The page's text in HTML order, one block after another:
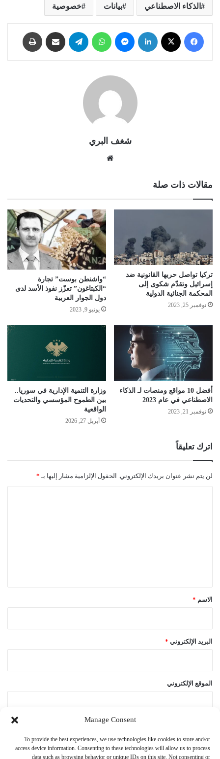
Manage Consent
To provide the best experiences, we use technologies like cookies to store and/or
access device information. Consenting to these technologies will allow us to process
data such as browsing behavior or unique IDs on this site. Not consenting or
الذكاء الاصطناعي بيانات خصوصية
فيسبوك لينكدإن ماسنجر واتساب تيلقرام مشاركة عبر البريد
شغف البري
مقالات ذات صلة
تركيا تواصل حربها القانونية ضد
إسرائيل وتقدّم شكوى إلى
المحكمة الجنائية الدولية
نوفمبر 25, 2023
“واشنطن بوست” تجارة
“الكبتاغون” تعزّز نفوذ الأسد لدى
دول الجوار العربية
يونيو 9, 2023
أفضل 10 مواقع ومنصات لـ الذكاء
الاصطناعي في عام 2023
نوفمبر 21, 2023
وزارة التنمية الإدارية في سوريا..
بين الطموح المؤسسي والتحديات
الواقعية
أبريل 27, 2026
اترك تعليقاً
لن يتم نشر عنوان بريدك الإلكتروني. الحقول الإلزامية مشار إليها بـ *
*
الاسم *
البريد الإلكتروني *
الموقع الإلكتروني
احفظ اسمي، بريدي الإلكتروني، والموقع الإلكتروني في هذا المتصفح
لاستخدامها المرة المقبلة في تعليقي.